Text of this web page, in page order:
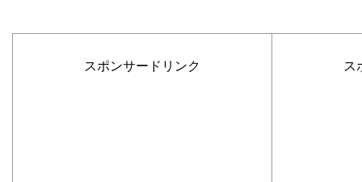
スポンサードリンク ス